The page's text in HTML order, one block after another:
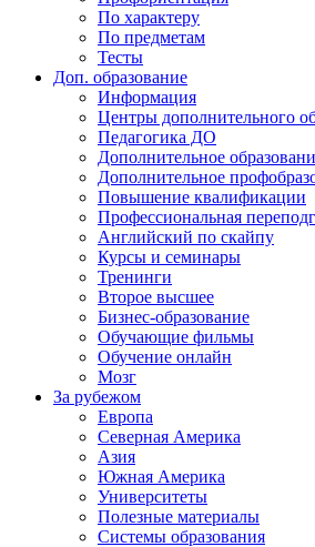
По характеру
По предметам
Тесты
Доп. образование
Информация
Центры дополнительного
Педагогика ДО
Дополнительное
Дополнительное
Повышение квалификации
Профессиональная
Английский по скайпу
Курсы и семинары
Тренинги
Второе высшее
Бизнес-образование
Обучающие фильмы
Обучение онлайн
Мозг
За рубежом
Европа
Северная Америка
Азия
Южная Америка
Университеты
Полезные материалы
Системы образования